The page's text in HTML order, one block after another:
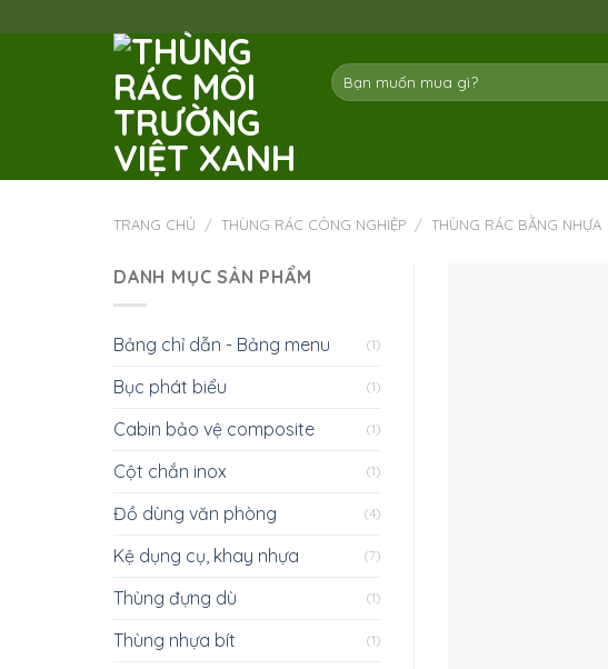
Tìm
kiếm:
TRANG CHỦ / THÙNG RÁC CÔNG NGHIỆP / THÙNG RÁC BẰNG NHỰA
DANH MỤC SẢN PHẨM
Bảng chỉ dẫn - Bảng menu (1)
Bục phát biểu (1)
Cabin bảo vệ composite (1)
Cột chắn inox (1)
Đồ dùng văn phòng (4)
Kệ dụng cụ, khay nhựa (7)
Thùng đựng dù (1)
Thùng nhựa bít (1)